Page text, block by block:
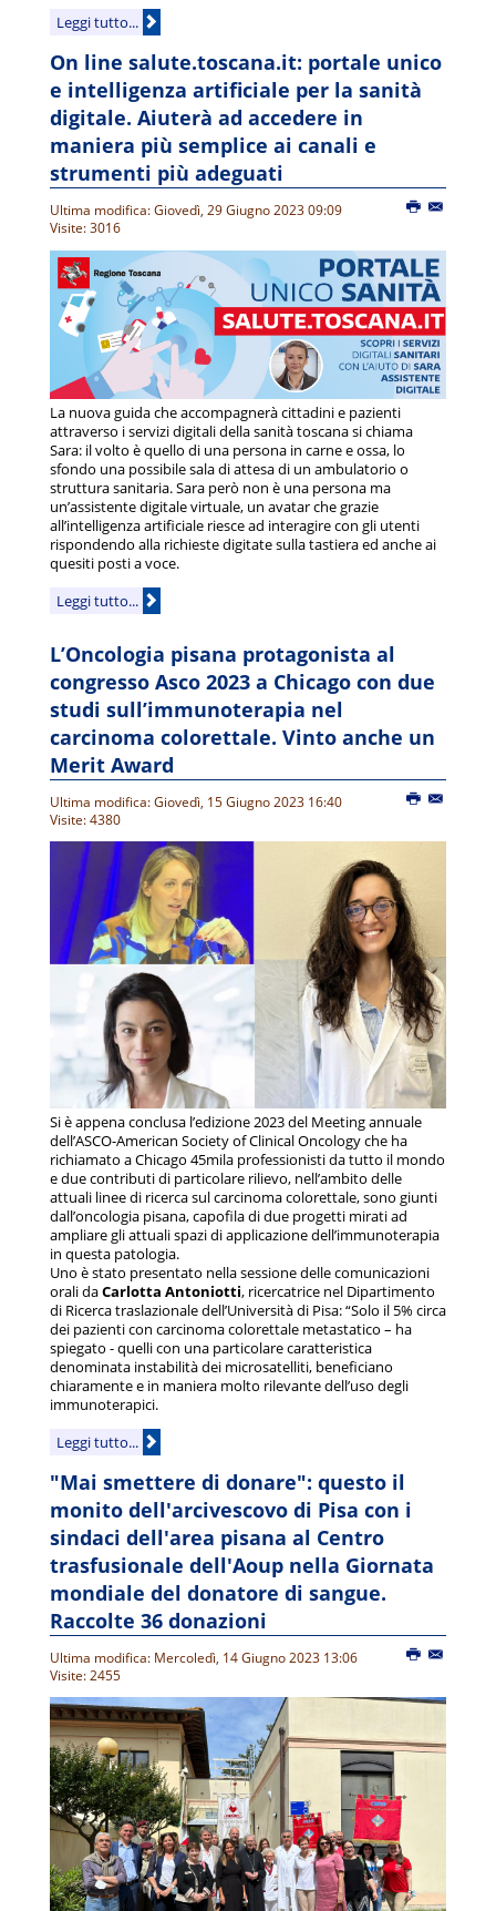
Leggi tutto...
On line salute.toscana.it: portale unico
e intelligenza artificiale per la sanità
digitale. Aiuterà ad accedere in
maniera più semplice ai canali e
strumenti più adeguati
Ultima modifica: Giovedì, 29 Giugno 2023 09:09
Visite: 3016
La nuova guida che accompagnerà cittadini e pazienti
attraverso i servizi digitali della sanità toscana si chiama
Sara: il volto è quello di una persona in carne e ossa, lo
sfondo una possibile sala di attesa di un ambulatorio o
struttura sanitaria. Sara però non è una persona ma
un’assistente digitale virtuale, un avatar che grazie
all’intelligenza artificiale riesce ad interagire con gli utenti
rispondendo alla richieste digitate sulla tastiera ed anche ai
quesiti posti a voce.
Leggi tutto...
L’Oncologia pisana protagonista al
congresso Asco 2023 a Chicago con due
studi sull’immunoterapia nel
carcinoma colorettale. Vinto anche un
Merit Award
Ultima modifica: Giovedì, 15 Giugno 2023 16:40
Visite: 4380
Si è appena conclusa l’edizione 2023 del Meeting annuale
dell’ASCO-American Society of Clinical Oncology che ha
richiamato a Chicago 45mila professionisti da tutto il mondo
e due contributi di particolare rilievo, nell’ambito delle
attuali linee di ricerca sul carcinoma colorettale, sono giunti
dall’oncologia pisana, capofila di due progetti mirati ad
ampliare gli attuali spazi di applicazione dell’immunoterapia
in questa patologia.
Uno è stato presentato nella sessione delle comunicazioni
orali daCarlotta Antoniotti, ricercatrice nel Dipartimento
di Ricerca traslazionale dell’Università di Pisa: “Solo il 5% circa
dei pazienti con carcinoma colorettale metastatico – ha
spiegato - quelli con una particolare caratteristica
denominata instabilità dei microsatelliti, beneficiano
chiaramente e in maniera molto rilevante dell’uso degli
immunoterapici.
Leggi tutto...
"Mai smettere di donare": questo il
monito dell'arcivescovo di Pisa con i
sindaci dell'area pisana al Centro
trasfusionale dell'Aoup nella Giornata
mondiale del donatore di sangue.
Raccolte 36 donazioni
Ultima modifica: Mercoledì, 14 Giugno 2023 13:06
Visite: 2455